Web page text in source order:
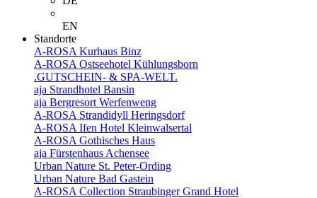
EN
Standorte
A-ROSA Kurhaus Binz
A-ROSA Ostseehotel Kühlungsborn
.GUTSCHEIN- & SPA-WELT.
aja Strandhotel Bansin
aja Bergresort Werfenweng
A-ROSA Strandidyll Heringsdorf
A-ROSA Ifen Hotel Kleinwalsertal
A-ROSA Gothisches Haus
aja Fürstenhaus Achensee
Urban Nature St. Peter-Ording
Urban Nature Bad Gastein
A-ROSA Collection Straubinger Grand Hotel